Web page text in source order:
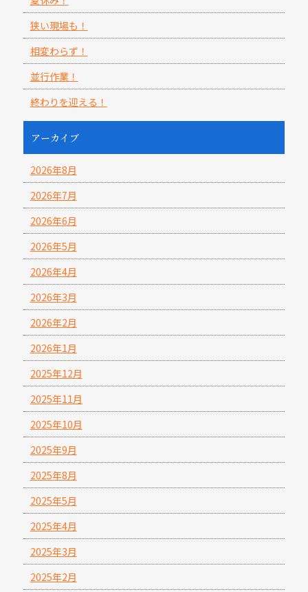
狭い現場も！
相変わらず！
並行作業！
終わりを迎える！
アーカイブ
2026年8月
2026年7月
2026年6月
2026年5月
2026年4月
2026年3月
2026年2月
2026年1月
2025年12月
2025年11月
2025年10月
2025年9月
2025年8月
2025年5月
2025年4月
2025年3月
2025年2月